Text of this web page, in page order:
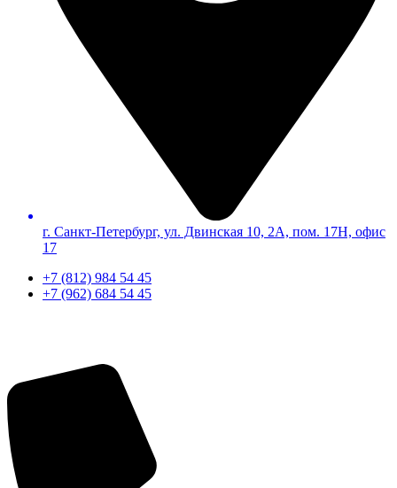
г. Санкт-Петербург, ул. Двинская 10, 2А, пом. 17Н, офис
17
+7 (812) 984 54 45
+7 (962) 684 54 45